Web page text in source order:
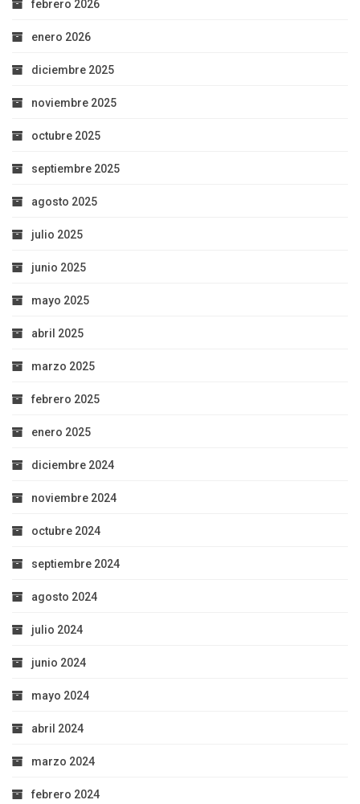
febrero 2026
enero 2026
diciembre 2025
noviembre 2025
octubre 2025
septiembre 2025
agosto 2025
julio 2025
junio 2025
mayo 2025
abril 2025
marzo 2025
febrero 2025
enero 2025
diciembre 2024
noviembre 2024
octubre 2024
septiembre 2024
agosto 2024
julio 2024
junio 2024
mayo 2024
abril 2024
marzo 2024
febrero 2024